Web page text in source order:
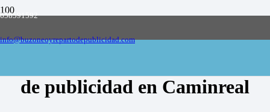
658591592
info@buzoneoyrepartodepublicidad.com
Empresa de buzoneo y reparto de publicidad
de publicidad en Caminreal